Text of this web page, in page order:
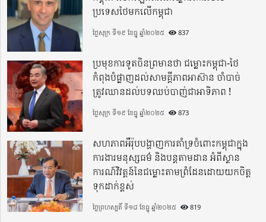
ប្រទេសថៃមកលើកម្ពុជា
ថ្ងៃសុក្រ ទី១៩ ខែធ្នូ ឆ្នាំ២០២៥ 837
ប្រមុខការទូតចិនព្រមានថា ជម្លោះកម្ពុជា-ថៃ
កំពុងបំផ្លាញដល់សាមគ្គីភាពអាស៊ាន ចាំបាច់
ត្រូវឈានដល់បទឈប់បាញ់ជាអាទិភាព !
ថ្ងៃសុក្រ ទី១៩ ខែធ្នូ ឆ្នាំ២០២៥ 873
សហភាពអឺរ៉ុបបង្ហាញការគាំទ្រចំពោះកម្ពុជាក្នុង
ការងារមនុស្សធម៌ និងបន្តតាមដាន អំពីស្ថាន
ការណ៍វិវត្តន៍នៃជម្លោះតាមព្រំដែនដោយយកចិត្ត
ទុកដាក់ខ្ពស់
ថ្ងៃព្រហស្បតិ៍ ទី១៨ ខែធ្នូ ឆ្នាំ២០២៥ 819